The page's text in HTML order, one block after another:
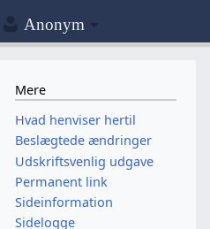
Anonym
Mere
Hvad henviser hertil
Beslægtede ændringer
Udskriftsvenlig udgave
Permanent link
Sideinformation
Sidelogge